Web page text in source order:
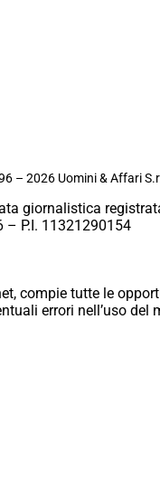
– 2026 Uomini & Affari
giornalistica
– P.I. 11321290154
compie tutte le
errori nell’uso